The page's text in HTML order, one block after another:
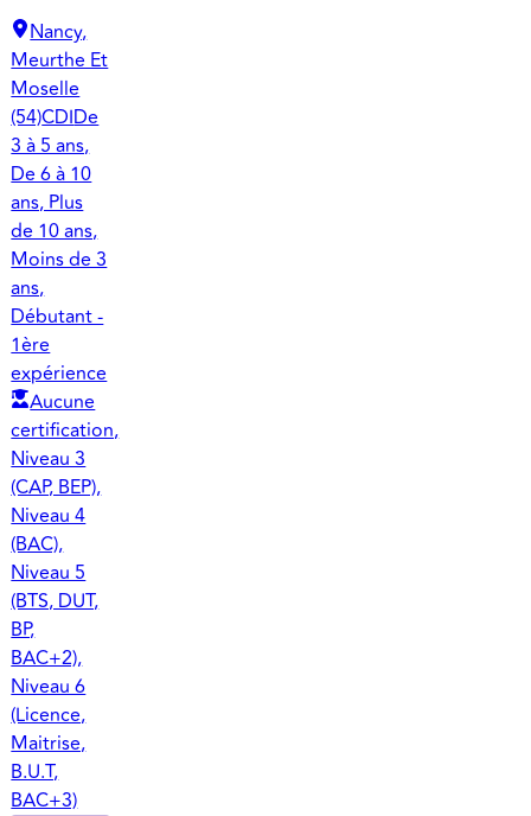
Nancy,
Meurthe Et
Moselle
(54)CDIDe
3 à 5 ans,
De 6 à 10
ans, Plus
de 10 ans,
Moins de 3
ans,
Débutant -
1ère
expérience
Aucune
certification,
Niveau 3
(CAP, BEP),
Niveau 4
(BAC),
Niveau 5
(BTS, DUT,
BP,
BAC+2),
Niveau 6
(Licence,
Maitrise,
B.U.T,
BAC+3)